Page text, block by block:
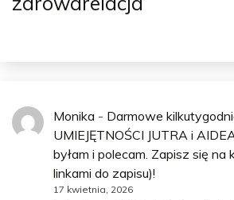
Monika - Darmowe
UMIEJĘTNOŚCI JUTRA i
byłam i polecam. Zapisz się na
linkami do zapisu)!
17 kwietnia, 2026